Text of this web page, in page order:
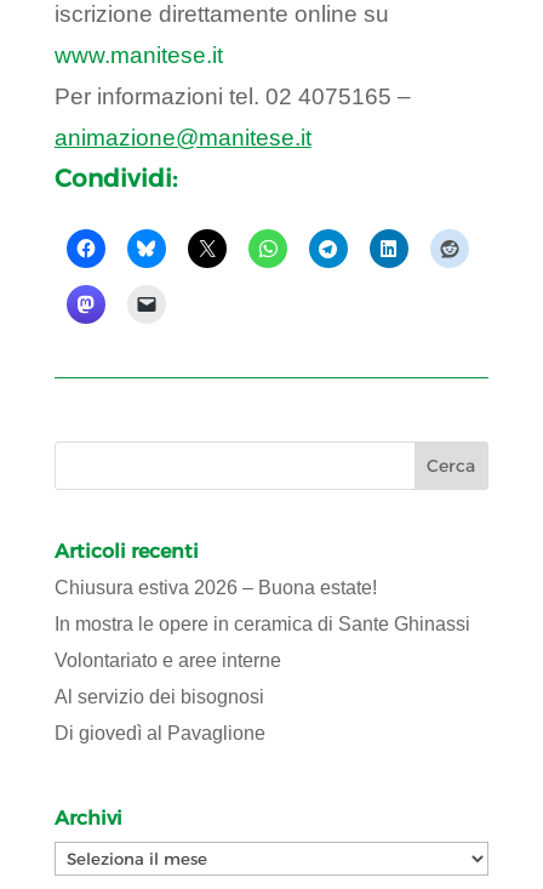
iscrizione direttamente online su
www.manitese.it
Per informazioni tel. 02 4075165 –
animazione@manitese.it
Condividi:
Articoli recenti
Chiusura estiva 2026 – Buona estate!
In mostra le opere in ceramica di Sante Ghinassi
Volontariato e aree interne
Al servizio dei bisognosi
Di giovedì al Pavaglione
Archivi
Archivi